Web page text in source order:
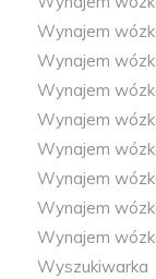
Wynajem
Wynajem
Wynajem
Wynajem
Wynajem
Wynajem
Wynajem
Wynajem
Wyszukiwarka